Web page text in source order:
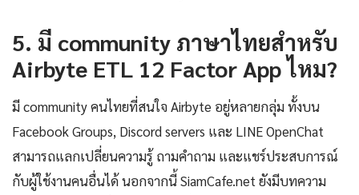
5. มี community ภาษาไทยสำหรับ
Airbyte ETL 12 Factor App ไหม?
มี community คนไทยที่สนใจ Airbyte อยู่หลายกลุ่ม ทั้งบน
Facebook Groups, Discord servers และ LINE OpenChat
สามารถแลกเปลี่ยนความรู้ ถามคำถาม และแชร์ประสบการณ์
กับผู้ใช้งานคนอื่นได้ นอกจากนี้ SiamCafe.net ยังมีบทความ